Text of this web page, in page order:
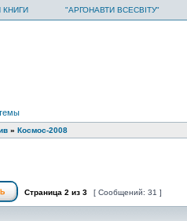
"АРГОНАВТИ ВСЕСВІТУ"
» Космос-2008
Страница 2 из 3 [ Сообщений: 31 ]